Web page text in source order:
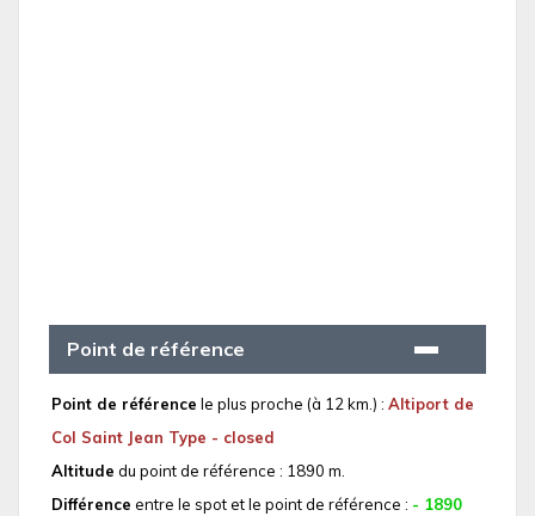
Point de référence
Point de référence le plus proche (à 12 km.) : Altiport de
Col Saint Jean Type - closed
Altitude du point de référence : 1890 m.
Différence entre le spot et le point de référence : - 1890